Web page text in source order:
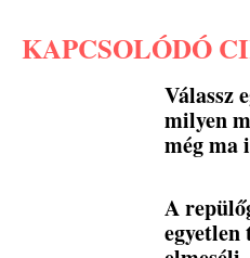
KAPCSOLÓDÓ
Válassz
milyen
még ma
A
egyetlen